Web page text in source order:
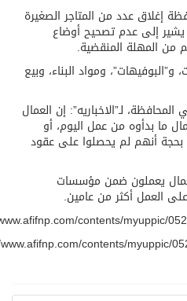
عدد من المتاجر الصغيرة
عدم تصحيح أوضاع
المنقضية.
ومواد البناء، وبيع
لـ”الاخباريه”: إن العمال
من عمل اليوم، أو
أنهم لم يحصلوا على عقود
ضمن مؤسسات
أكثر من عامين.